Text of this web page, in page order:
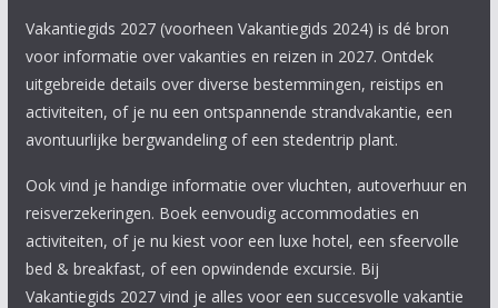
Vakantiegids 2027 (voorheen Vakantiegids 2024) is dé bron
voor informatie over vakanties en reizen in 2027. Ontdek
uitgebreide details over diverse bestemmingen, reistips en
activiteiten, of je nu een ontspannende strandvakantie, een
avontuurlijke bergwandeling of een stedentrip plant.
Ook vind je handige informatie over vluchten, autoverhuur en
reisverzekeringen. Boek eenvoudig accommodaties en
activiteiten, of je nu kiest voor een luxe hotel, een sfeervolle
bed & breakfast, of een opwindende excursie. Bij
Vakantiegids 2027 vind je alles voor een succesvolle vakantie